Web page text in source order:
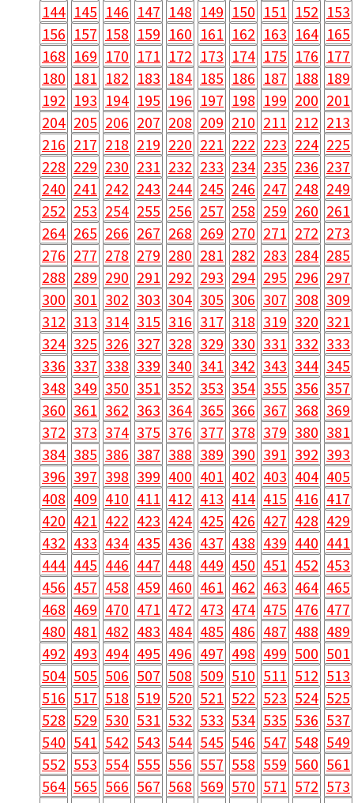
144 145 146 147 148 149 150 151 152 153
156 157 158 159 160 161 162 163 164 165
168 169 170 171 172 173 174 175 176 177
180 181 182 183 184 185 186 187 188 189
192 193 194 195 196 197 198 199 200 201
204 205 206 207 208 209 210 211 212 213
216 217 218 219 220 221 222 223 224 225
228 229 230 231 232 233 234 235 236 237
240 241 242 243 244 245 246 247 248 249
252 253 254 255 256 257 258 259 260 261
264 265 266 267 268 269 270 271 272 273
276 277 278 279 280 281 282 283 284 285
288 289 290 291 292 293 294 295 296 297
300 301 302 303 304 305 306 307 308 309
312 313 314 315 316 317 318 319 320 321
324 325 326 327 328 329 330 331 332 333
336 337 338 339 340 341 342 343 344 345
348 349 350 351 352 353 354 355 356 357
360 361 362 363 364 365 366 367 368 369
372 373 374 375 376 377 378 379 380 381
384 385 386 387 388 389 390 391 392 393
396 397 398 399 400 401 402 403 404 405
408 409 410 411 412 413 414 415 416 417
420 421 422 423 424 425 426 427 428 429
432 433 434 435 436 437 438 439 440 441
444 445 446 447 448 449 450 451 452 453
456 457 458 459 460 461 462 463 464 465
468 469 470 471 472 473 474 475 476 477
480 481 482 483 484 485 486 487 488 489
492 493 494 495 496 497 498 499 500 501
504 505 506 507 508 509 510 511 512 513
516 517 518 519 520 521 522 523 524 525
528 529 530 531 532 533 534 535 536 537
540 541 542 543 544 545 546 547 548 549
552 553 554 555 556 557 558 559 560 561
564 565 566 567 568 569 570 571 572 573